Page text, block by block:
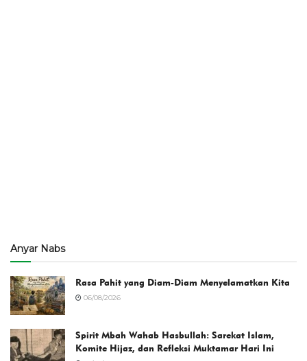
Anyar Nabs
Rasa Pahit yang Diam-Diam Menyelamatkan Kita
06/08/2026
Spirit Mbah Wahab Hasbullah: Sarekat Islam,
Komite Hijaz, dan Refleksi Muktamar Hari Ini